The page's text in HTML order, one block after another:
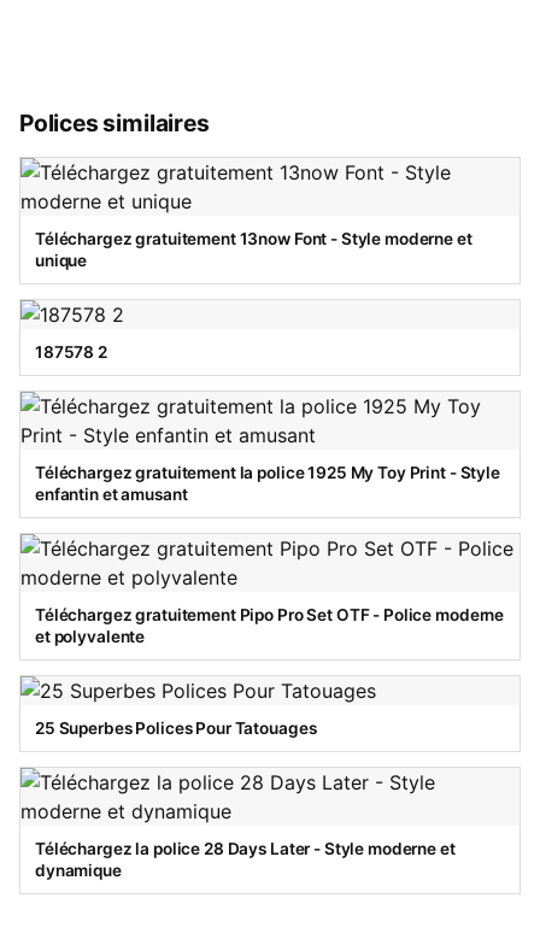
Polices similaires
Téléchargez gratuitement 13now Font - Style moderne et
unique
187578 2
Téléchargez gratuitement la police 1925 My Toy Print - Style
enfantin et amusant
Téléchargez gratuitement Pipo Pro Set OTF - Police moderne
et polyvalente
25 Superbes Polices Pour Tatouages
Téléchargez la police 28 Days Later - Style moderne et
dynamique